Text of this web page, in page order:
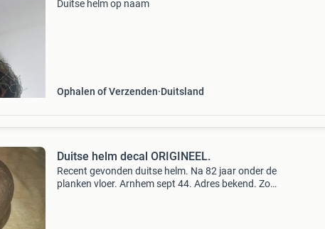
Duitse helm op naam
Ophalen of Verzenden Duitsland
Duitse helm decal ORIGINEEL.
Recent gevonden duitse helm. Na 82 jaar onder de
planken vloer. Arnhem sept 44. Adres bekend. Zo